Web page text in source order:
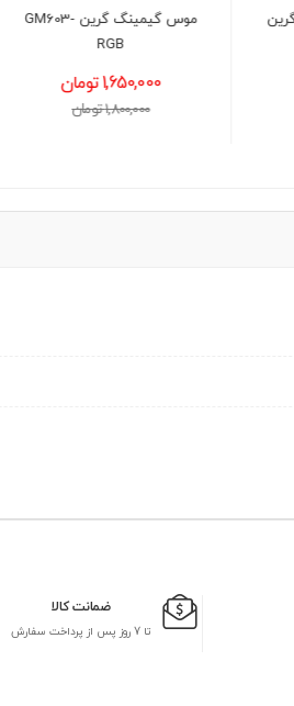
موس گیمینگ گرین GM603-
کیبورد با سیم گرین مدل
GREEN GK502
1,870,000 تومان
2,000,000 تومان
ضمانت کالا
تا 7 روز پس از پرداخت سفارش